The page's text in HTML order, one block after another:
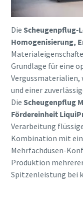
Die Scheugenpflug-
Homogenisierung,
Grundlage für eine
Vergussmaterialien,
und einer
Die Scheugenpflug
Fördereinheit
Verarbeitung
Kombination mit
Mehrfachdüsen-
Produktion
Spitzenleistung bei